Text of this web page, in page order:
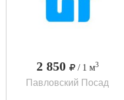
2 850 / 1 м3
Павловский Посад